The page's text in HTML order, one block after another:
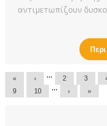
αντιμετωπίζουν
Σελίδες
« ‹ … 2 3
9
10 … › »